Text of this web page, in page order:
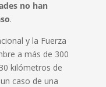
no han
.
y la Fuerza
a más de 300
kilómetros de
caso de una